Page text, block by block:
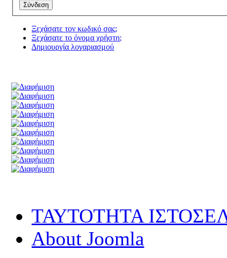
Ξεχάσατε τον κωδικό σας;
Ξεχάσατε το όνομα χρήστη;
Δημιουργία λογαριασμού
ΤΑΥΤΟΤΗΤΑ
About Joomla